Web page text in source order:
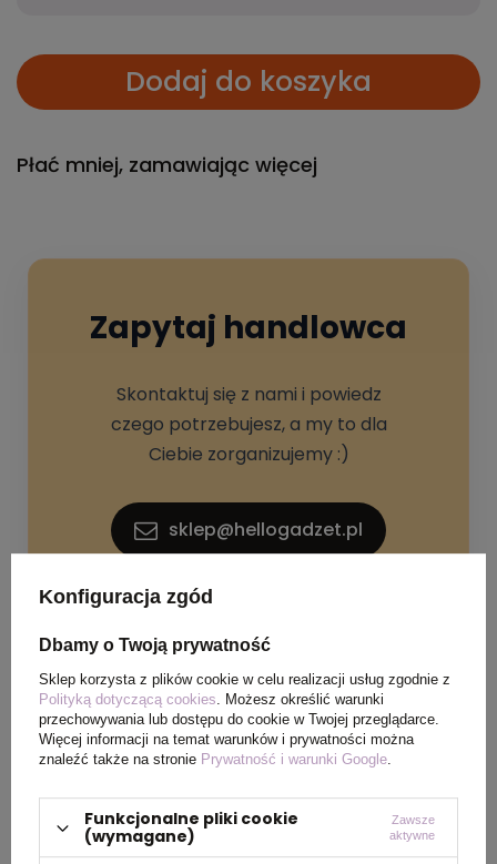
Dodaj do koszyka
Płać mniej, zamawiając więcej
Zapytaj handlowca
Skontaktuj się z nami i powiedz
czego potrzebujesz, a my to dla
Ciebie zorganizujemy :)
sklep@hellogadzet.pl
+48 733 367 006
Materiał Poliester
Konfiguracja zgód
Dbamy o Twoją prywatność
Sklep korzysta z plików cookie w celu realizacji usług zgodnie z
Polityką dotyczącą cookies. Możesz określić warunki
przechowywania lub dostępu do cookie w Twojej przeglądarce.
Więcej informacji na temat warunków i prywatności można
znaleźć także na stronie Prywatność i warunki Google.
Funkcjonalne pliki cookie
(wymagane)
Zawsze
aktywne